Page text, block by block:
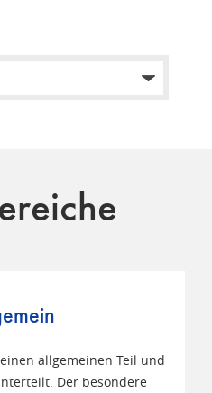
allgemeinen Teil und
Der besondere